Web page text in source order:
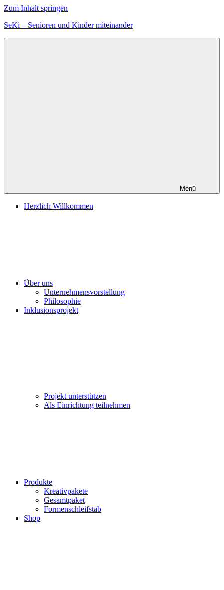
Zum Inhalt springen
SeKi – Senioren und Kinder miteinander
Menü
Herzlich Willkommen
Über uns
Unternehmensvorstellung
Philosophie
Inklusionsprojekt
Projekt unterstützen
Als Einrichtung teilnehmen
Produkte
Kreativpakete
Gesamtpaket
Formenschleifstab
Shop